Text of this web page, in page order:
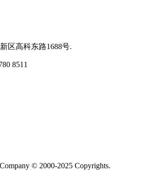
区高科东路1688号.
8511
© 2000-2025 Copyrights.